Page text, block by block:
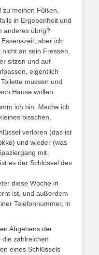
meinen Füßen,
in Ergebenheit und
anderes übrig?
aber ich
an sein Fressen.
sitzen und auf
eigentlich
müssen und
Hause wollen.
ich bin. Mache ich
bisschen.
verloren (das ist
und wieder (was
mit
es der Schlüssel des
diese Woche in
ist, und außerdem
Telefonnummer, in
Abgehens der
die zahlreichen
eines Schlüssels